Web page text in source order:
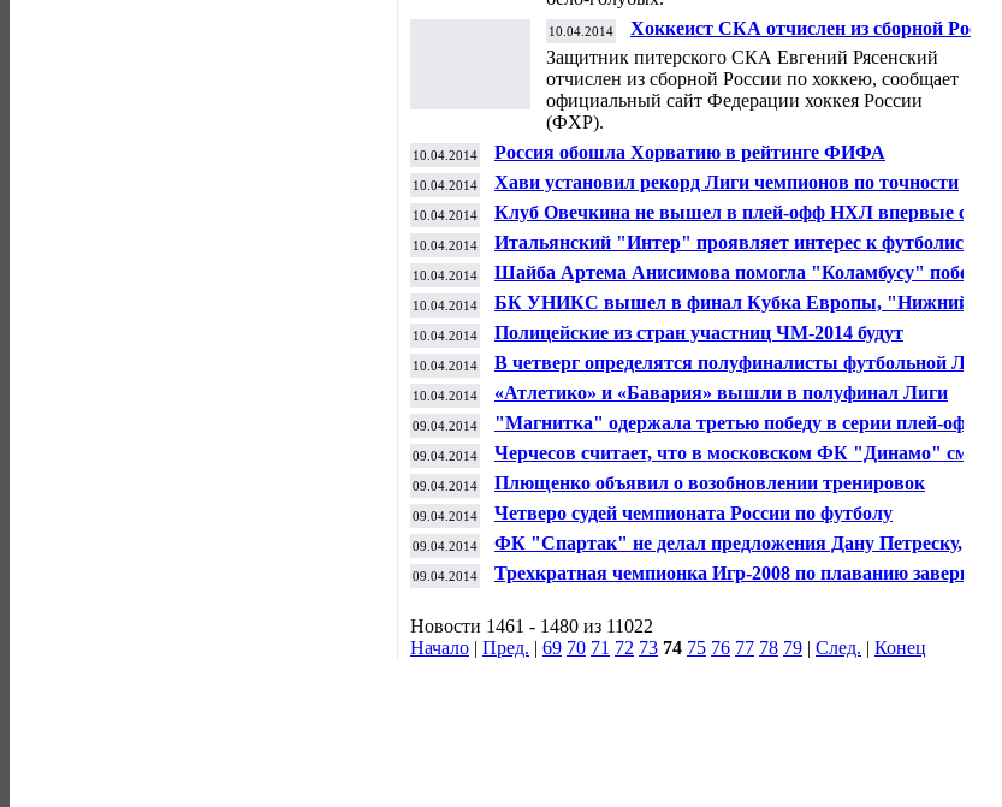
10.04.2014
Хоккеист СКА отчислен из сборной России
Защитник питерского СКА Евгений Рясенский
отчислен из сборной России по хоккею, сообщает
официальный сайт Федерации хоккея России
(ФХР).
10.04.2014 Россия обошла Хорватию в рейтинге ФИФА
10.04.2014
Хави установил рекорд Лиги чемпионов по точности
передач
10.04.2014
Клуб Овечкина не вышел в плей-офф НХЛ впервые с 2007
года
10.04.2014
Итальянский "Интер" проявляет интерес к футболисту
"Челси" Самуэлю Это'О
10.04.2014
Шайба Артема Анисимова помогла "Коламбусу" победить
"Даллас" в матче чемпионата НХЛ
10.04.2014
БК УНИКС вышел в финал Кубка Европы, "Нижний
Новгород" оступился
10.04.2014
Полицейские из стран участниц ЧМ-2014 будут
присматривать за "своими" болельщиками
10.04.2014
В четверг определятся полуфиналисты футбольной Лиги
Европы
10.04.2014
«Атлетико» и «Бавария» вышли в полуфинал Лиги
чемпионов
09.04.2014
"Магнитка" одержала третью победу в серии плей-офф
КХЛ с "Салаватом Юлаевым"
09.04.2014
Черчесов считает, что в московском ФК "Динамо" сможет
расти как тренер
09.04.2014 Плющенко объявил о возобновлении тренировок
09.04.2014
Четверо судей чемпионата России по футболу
дисквалифицированы до конца сезона
09.04.2014
ФК "Спартак" не делал предложения Дану Петреску,
заявил Леонид Федун
09.04.2014
Трехкратная чемпионка Игр-2008 по плаванию завершила
Новости 1461 - 1480 из 11022
Начало | Пред. | 69 70 71 72 73 74 75 76 77 78 79 | След. | Конец